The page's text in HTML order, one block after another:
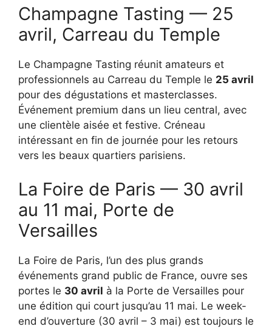
Champagne Tasting — 25
avril, Carreau du Temple
Le Champagne Tasting réunit amateurs et
professionnels au Carreau du Temple le 25 avril
pour des dégustations et masterclasses.
Événement premium dans un lieu central, avec
une clientèle aisée et festive. Créneau
intéressant en fin de journée pour les retours
vers les beaux quartiers parisiens.
La Foire de Paris — 30 avril
au 11 mai, Porte de
Versailles
La Foire de Paris, l’un des plus grands
événements grand public de France, ouvre ses
portes le 30 avril à la Porte de Versailles pour
une édition qui court jusqu’au 11 mai. Le week-
end d’ouverture (30 avril – 3 mai) est toujours le